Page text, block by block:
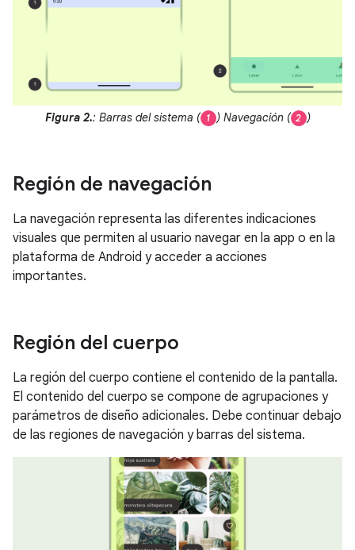
Figura 2.: Barras del sistema ( 1 ) Navegación ( 2 )
Región de navegación
La navegación representa las diferentes indicaciones
visuales que permiten al usuario navegar en la app o en la
plataforma de Android y acceder a acciones
importantes.
Región del cuerpo
La región del cuerpo contiene el contenido de la pantalla.
El contenido del cuerpo se compone de agrupaciones y
parámetros de diseño adicionales. Debe continuar debajo
de las regiones de navegación y barras del sistema.